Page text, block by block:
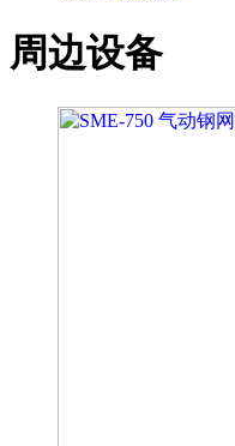
周边设备